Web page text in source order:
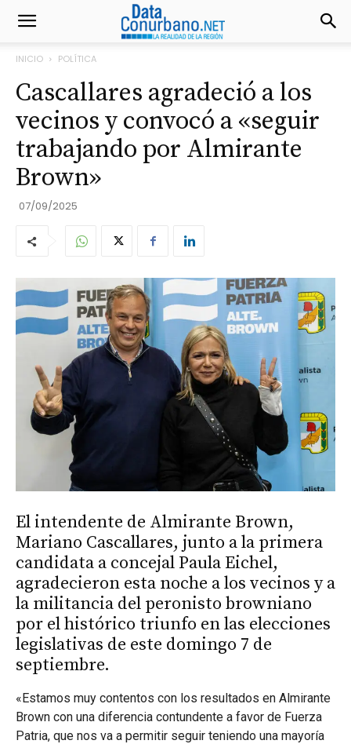
INICIO POLÍTICA
Cascallares agradeció a los
vecinos y convocó a «seguir
trabajando por Almirante
Brown»
07/09/2025
El intendente de Almirante Brown,
Mariano Cascallares, junto a la primera
candidata a concejal Paula Eichel,
agradecieron esta noche a los vecinos y a
la militancia del peronisto browniano
por el histórico triunfo en las elecciones
legislativas de este domingo 7 de
septiembre.
«Estamos muy contentos con los resultados en Almirante
Brown con una diferencia contundente a favor de Fuerza
Patria, que nos va a permitir seguir teniendo una mayoría